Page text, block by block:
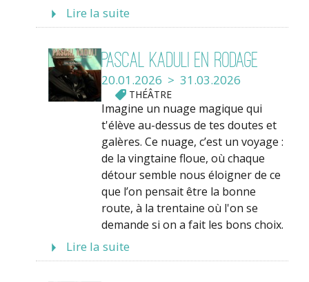
Lire la suite
Pascal Kaduli en rodage
20.01.2026 > 31.03.2026
THÉÂTRE
Imagine un nuage magique qui
t'élève au-dessus de tes doutes et
galères. Ce nuage, c’est un voyage :
de la vingtaine floue, où chaque
détour semble nous éloigner de ce
que l’on pensait être la bonne
route, à la trentaine où l'on se
demande si on a fait les bons choix.
Lire la suite